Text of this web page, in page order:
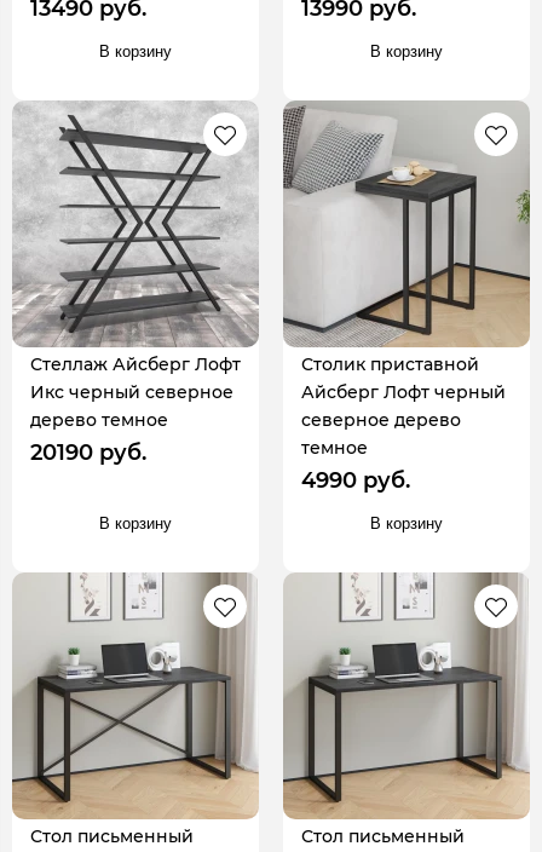
13490 руб.
В корзину
13990 руб.
В корзину
Стеллаж Айсберг Лофт
Икс черный северное
дерево темное
20190 руб.
В корзину
Столик приставной
Айсберг Лофт черный
северное дерево
темное
4990 руб.
В корзину
Стол письменный Стол письменный